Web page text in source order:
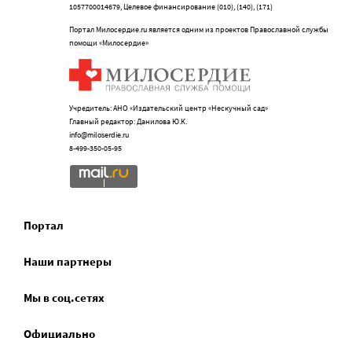
1057700014679, Целевое финансирование (010), (140), (171)
Портал Милосердие.ru является одним из проектов Православной службы
помощи «Милосердие»
Учредитель: АНО «Издательский центр «Нескучный сад»
Главный редактор: Данилова Ю.К.
info@miloserdie.ru
8-499-350-05-95
Портал
Наши партнеры
Мы в соц.сетях
Официально